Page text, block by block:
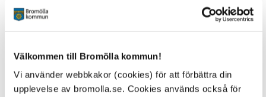
Välkommen till Bromölla kommun!
Vi använder webbkakor (cookies) för att förbättra din
upplevelse av bromolla.se. Cookies används också för
Alla platser